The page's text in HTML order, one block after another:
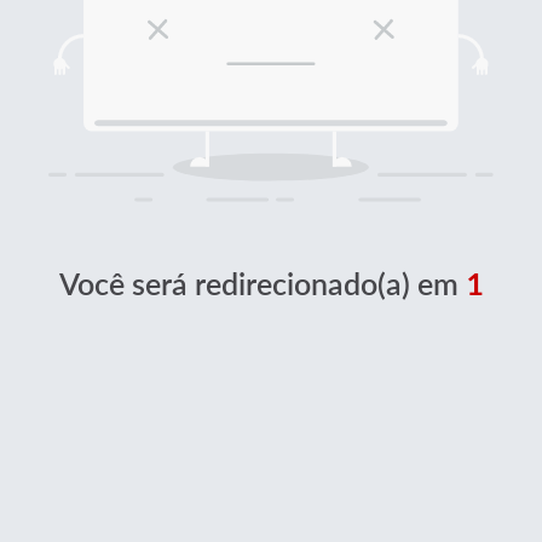
Você será redirecionado(a) em 1